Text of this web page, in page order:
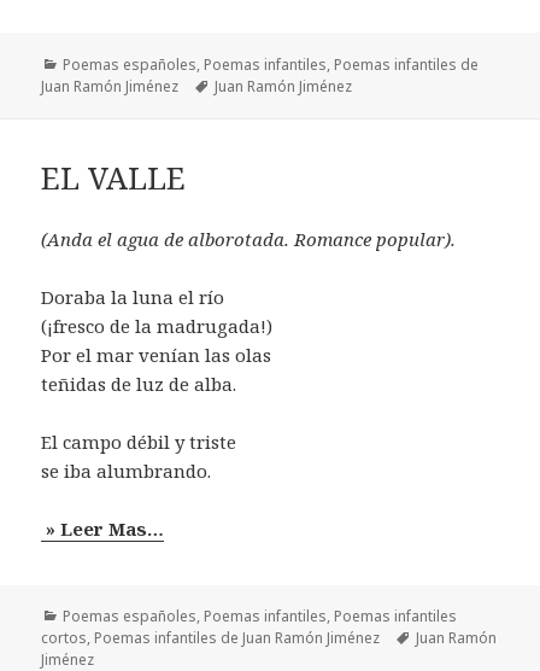
Categorías
Poemas españoles, Poemas infantiles, Poemas infantiles de
Juan Ramón Jiménez
Etiquetas
Juan Ramón Jiménez
EL VALLE
(Anda el agua de alborotada. Romance popular).
Doraba la luna el río
(¡fresco de la madrugada!)
Por el mar venían las olas
teñidas de luz de alba.
El campo débil y triste
se iba alumbrando.
» Leer Mas…
Categorías
Poemas españoles, Poemas infantiles, Poemas infantiles
cortos, Poemas infantiles de Juan Ramón Jiménez Etiquetas
Juan Ramón
Jiménez